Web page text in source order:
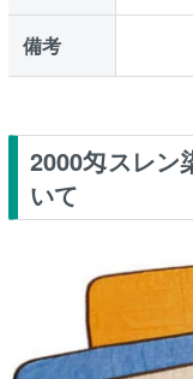
備考
2000匁スレン
いて